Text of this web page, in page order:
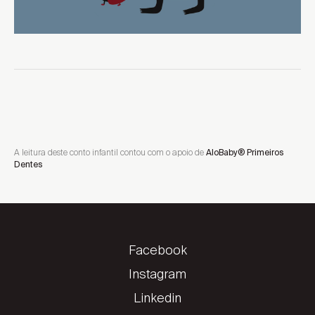
A leitura deste conto infantil contou com o apoio de AloBaby® Primeiros
Dentes
Facebook
Instagram
Linkedin